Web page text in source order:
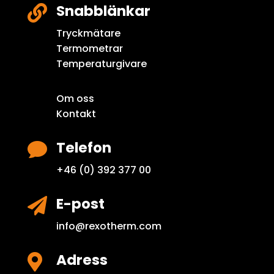
 Snabblänkar
Tryckmätare
Termometrar
Temperaturgivare
Om oss
Kontakt
 Telefon
+46 (0) 392 377 00
 E-post
info@rexotherm.com
 Adress